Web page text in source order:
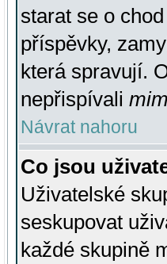
starat se o
příspěvky,
která spravují.
nepřispívali
Návrat nahoru
Co jsou
Uživatelské
seskupovat
každé skupině